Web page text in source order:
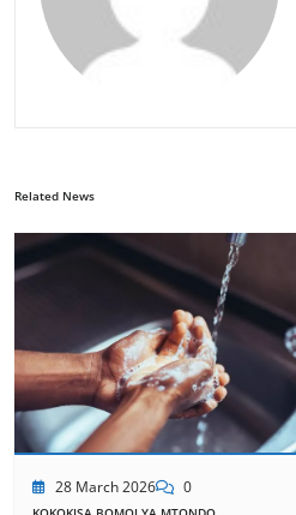
Related News
28 March 2026 0